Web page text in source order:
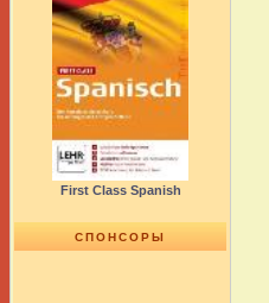
First Class Spanish
СПОНСОРЫ